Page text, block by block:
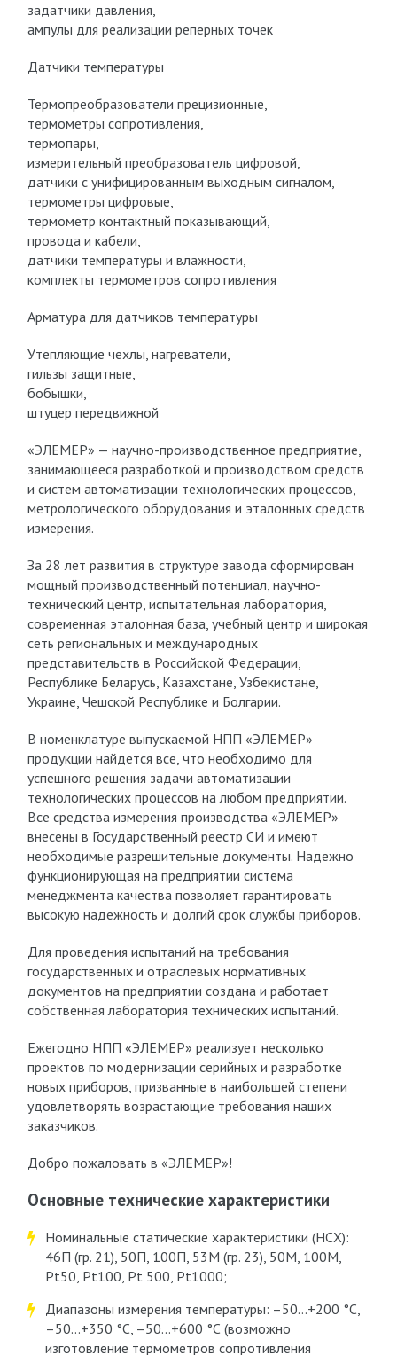
задатчики давления,
ампулы для реализации реперных точек
Датчики температуры
Термопреобразователи прецизионные,
термометры сопротивления,
термопары,
измерительный преобразователь цифровой,
датчики с унифицированным выходным сигналом,
термометры цифровые,
термометр контактный показывающий,
провода и кабели,
датчики температуры и влажности,
комплекты термометров сопротивления
Арматура для датчиков температуры
Утепляющие чехлы, нагреватели,
гильзы защитные,
бобышки,
штуцер передвижной
«ЭЛЕМЕР» — научно-производственное предприятие,
занимающееся разработкой и производством средств
и систем автоматизации технологических процессов,
метрологического оборудования и эталонных средств
измерения.
За 28 лет развития в структуре завода сформирован
мощный производственный потенциал, научно-
технический центр, испытательная лаборатория,
современная эталонная база, учебный центр и широкая
сеть региональных и международных
представительств в Российской Федерации,
Республике Беларусь, Казахстане, Узбекистане,
Украине, Чешской Республике и Болгарии.
В номенклатуре выпускаемой НПП «ЭЛЕМЕР»
продукции найдется все, что необходимо для
успешного решения задачи автоматизации
технологических процессов на любом предприятии.
Все средства измерения производства «ЭЛЕМЕР»
внесены в Государственный реестр СИ и имеют
необходимые разрешительные документы. Надежно
функционирующая на предприятии система
менеджмента качества позволяет гарантировать
высокую надежность и долгий срок службы приборов.
Для проведения испытаний на требования
государственных и отраслевых нормативных
документов на предприятии создана и работает
собственная лаборатория технических испытаний.
Ежегодно НПП «ЭЛЕМЕР» реализует несколько
проектов по модернизации серийных и разработке
новых приборов, призванные в наибольшей степени
удовлетворять возрастающие требования наших
заказчиков.
Добро пожаловать в «ЭЛЕМЕР»!
Основные технические характеристики
Номинальные статические характеристики (НСХ):
46П (гр. 21), 50П, 100П, 53М (гр. 23), 50М, 100М,
Pt50, Pt100, Pt 500, Pt1000;
Диапазоны измерения температуры: –50…+200 °С,
–50…+350 °С, –50…+600 °С (возможно
изготовление термометров сопротивления